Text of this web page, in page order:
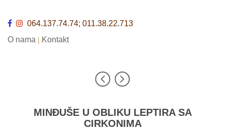
064.137.74.74; 011.38.22.713
O nama | Kontakt
MINĐUŠE U OBLIKU LEPTIRA SA
CIRKONIMA